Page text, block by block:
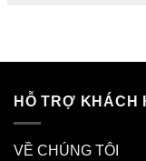
HỖ TRỢ KHÁCH
VỀ CHÚNG TÔI